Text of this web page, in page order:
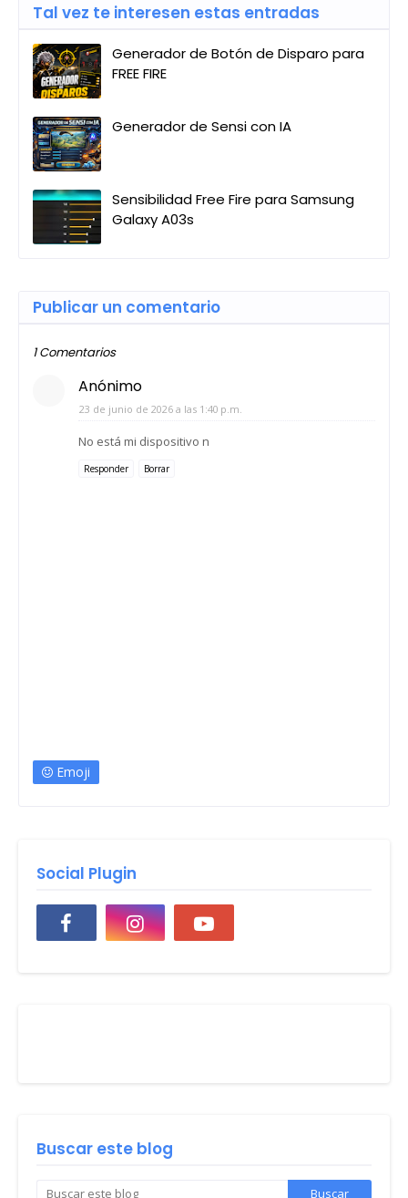
Tal vez te interesen estas entradas
Generador de Botón de Disparo para
FREE FIRE
Generador de Sensi con IA
Sensibilidad Free Fire para Samsung
Galaxy A03s
Publicar un comentario
1 Comentarios
Anónimo
23 de junio de 2026 a las 1:40 p.m.
No está mi dispositivo n
Responder Borrar
Emoji
Social Plugin
Buscar este blog